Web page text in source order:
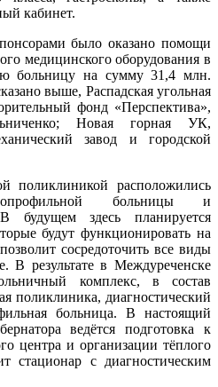
кабинет.
было оказано помощи
медицинского оборудования в
больницу на сумму 31,4 млн.
выше, Распадская угольная
фонд «Перспектива»,
Новая горная УК,
завод и городской
поликлиникой расположились
больницы и
будущем здесь планируется
будут функционировать на
сосредоточить все виды
В результате в Междуреченске
комплекс, в состав
поликлиника, диагностический
больница. В настоящий
ведётся подготовка к
центра и организации тёплого
стационар с диагностическим